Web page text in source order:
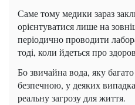
Саме тому медики зараз
орієнтуватися лише на
періодично проводити
тоді, коли йдеться про
Бо звичайна вода, яку
безпечною, у деяких
реальну загрозу для життя.